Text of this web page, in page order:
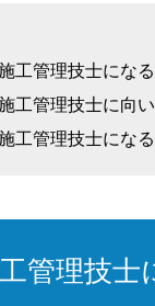
工管理技士にな
工管理技士に向
工管理技士にな
管理技士